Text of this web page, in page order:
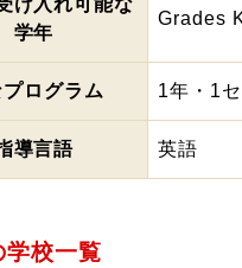
け入れ可能な
学年
Grades
ログラム 1年・1
導言語 英語
学校一覧